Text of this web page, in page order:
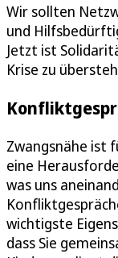
Wir sollten
und
Jetzt ist
Krise zu
Zwangsnähe ist
eine
was uns
wichtigste
dass Sie